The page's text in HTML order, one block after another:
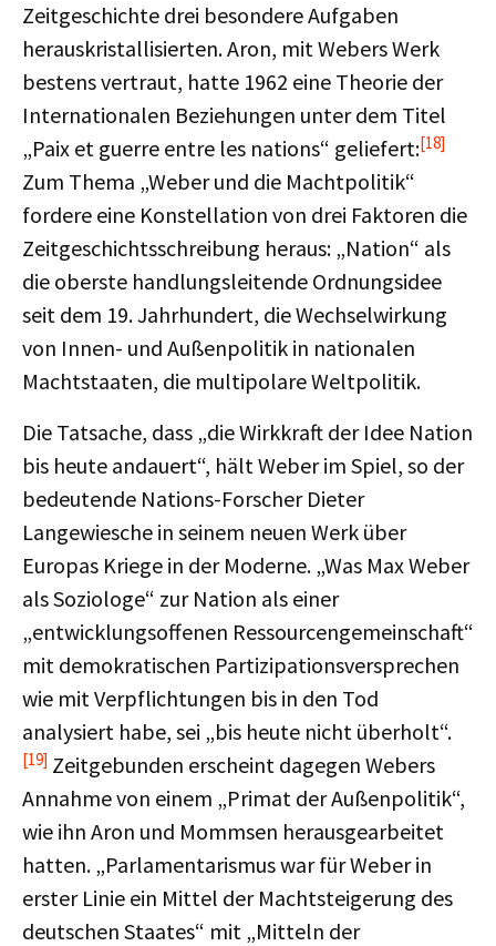
Zeitgeschichte drei besondere Aufgaben
herauskristallisierten. Aron, mit Webers Werk
bestens vertraut, hatte 1962 eine Theorie der
Internationalen Beziehungen unter dem Titel
„Paix et guerre entre les nations“ geliefert:[18]
Zum Thema „Weber und die Machtpolitik“
fordere eine Konstellation von drei Faktoren die
Zeitgeschichtsschreibung heraus: „Nation“ als
die oberste handlungsleitende Ordnungsidee
seit dem 19. Jahrhundert, die Wechselwirkung
von Innen- und Außenpolitik in nationalen
Machtstaaten, die multipolare Weltpolitik.
Die Tatsache, dass „die Wirkkraft der Idee Nation
bis heute andauert“, hält Weber im Spiel, so der
bedeutende Nations-Forscher Dieter
Langewiesche in seinem neuen Werk über
Europas Kriege in der Moderne. „Was Max Weber
als Soziologe“ zur Nation als einer
„entwicklungsoffenen Ressourcengemeinschaft“
mit demokratischen Partizipationsversprechen
wie mit Verpflichtungen bis in den Tod
analysiert habe, sei „bis heute nicht überholt“.
[19] Zeitgebunden erscheint dagegen Webers
Annahme von einem „Primat der Außenpolitik“,
wie ihn Aron und Mommsen herausgearbeitet
hatten. „Parlamentarismus war für Weber in
erster Linie ein Mittel der Machtsteigerung des
deutschen Staates“ mit „Mitteln der